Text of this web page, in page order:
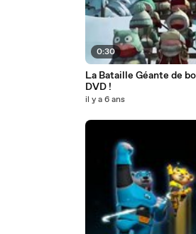
0:30
La Bataille Géante de
DVD !
il y a 6 ans